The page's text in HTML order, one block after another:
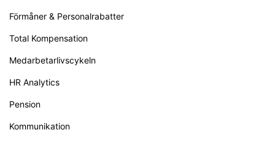
Förmåner & Personalrabatter
Total Kompensation
Medarbetarlivscykeln
HR Analytics
Pension
Kommunikation